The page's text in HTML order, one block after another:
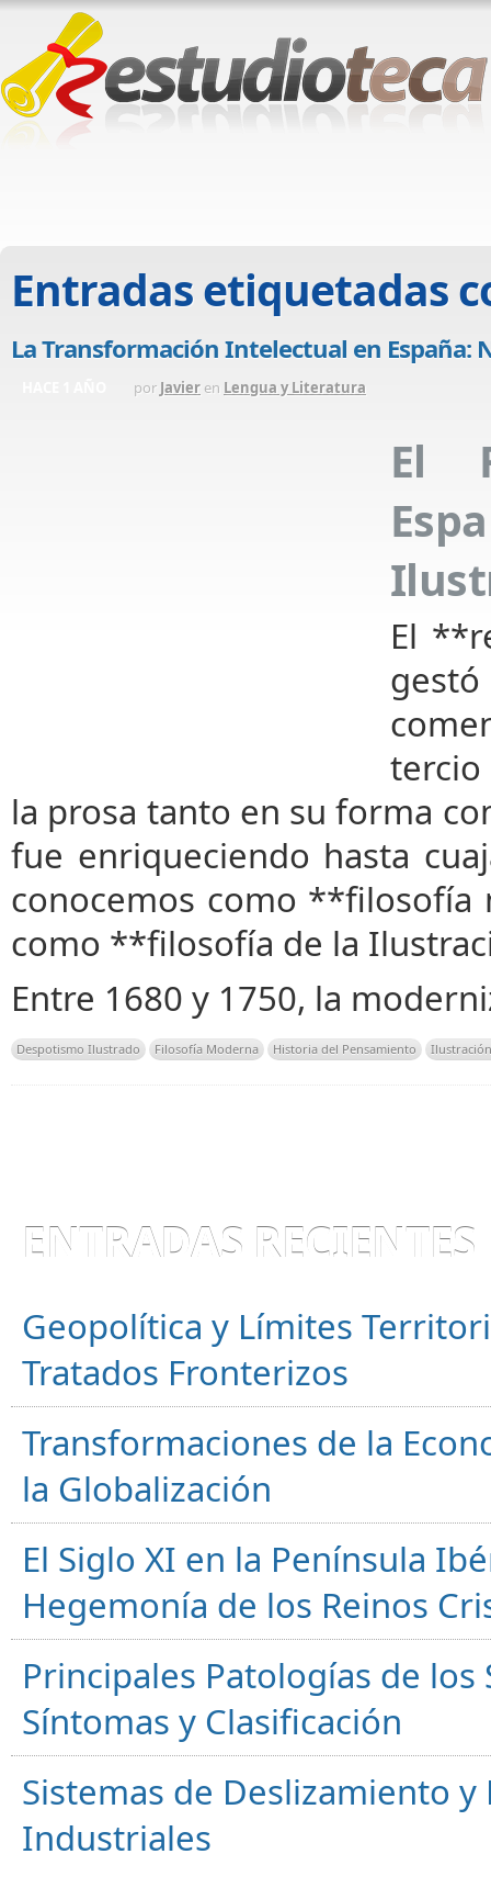
Entradas etiquetadas
La Transformación Intelectual en España:
por Javier en Lengua y Literatura
El
El
tercio
la prosa tanto en su forma
fue enriqueciendo hasta
conocemos como
como **filosofía de la
Entre 1680 y 1750, la
Despotismo Ilustrado Filosofía Moderna Historia del Pensamiento
ENTRADAS RECIENTES
Geopolítica y Límites
Tratados Fronterizos
Transformaciones de la
la Globalización
El Siglo XI en la Península
Hegemonía de los Reinos
Principales Patologías de
Síntomas y Clasificación
Sistemas de Deslizamiento
Industriales